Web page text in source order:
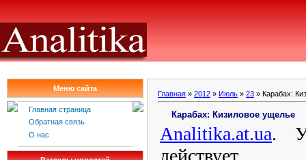
Меню сайта
Главная страница
Обратная связь
О нас
Главная » 2012 » Июль » 23 » Карабах:
Карабах: Кизиловое ущелье
Analitika.at.ua.
действует